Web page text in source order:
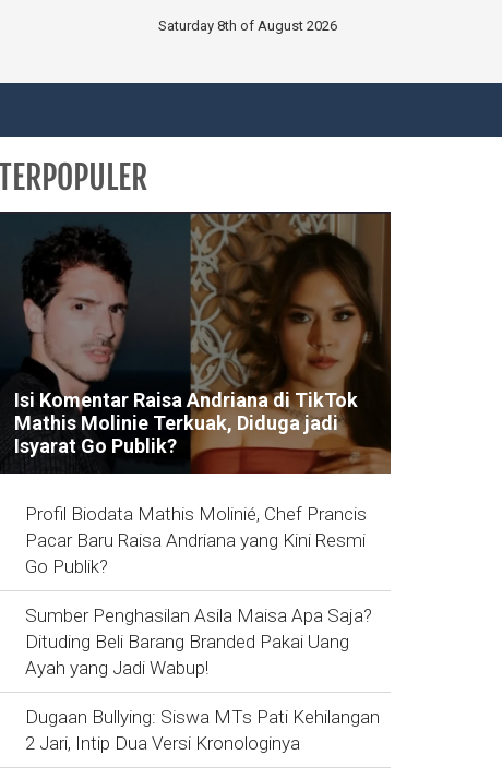
Saturday 8th of August 2026
Isi Komentar Raisa Andriana di TikTok
Mathis Molinie Terkuak, Diduga jadi
Isyarat Go Publik?
Profil Biodata Mathis Molinié, Chef Prancis
Pacar Baru Raisa Andriana yang Kini Resmi
Go Publik?
Sumber Penghasilan Asila Maisa Apa Saja?
Dituding Beli Barang Branded Pakai Uang
Ayah yang Jadi Wabup!
Dugaan Bullying: Siswa MTs Pati Kehilangan
2 Jari, Intip Dua Versi Kronologinya